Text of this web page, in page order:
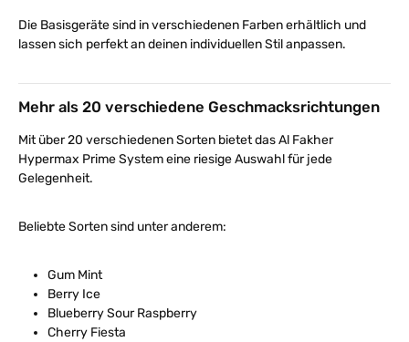
Die Basisgeräte sind in verschiedenen Farben erhältlich und
lassen sich perfekt an deinen individuellen Stil anpassen.
Mehr als 20 verschiedene Geschmacksrichtungen
Mit über 20 verschiedenen Sorten bietet das Al Fakher
Hypermax Prime System eine riesige Auswahl für jede
Gelegenheit.
Beliebte Sorten sind unter anderem:
Gum Mint
Berry Ice
Blueberry Sour Raspberry
Cherry Fiesta